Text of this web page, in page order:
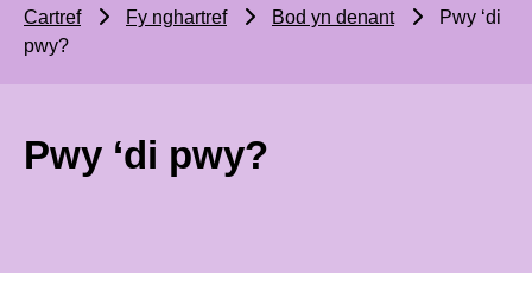
Cartref Fy nghartref Bod yn denant
Pwy ‘di
pwy?
Pwy ‘di pwy?